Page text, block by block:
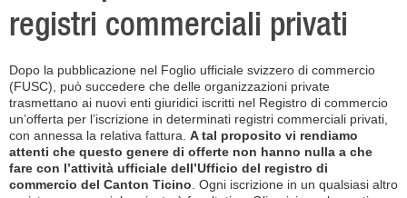
registri commerciali privati
Dopo la pubblicazione nel Foglio ufficiale svizzero di commercio
(FUSC), può succedere che delle organizzazioni private
trasmettano ai nuovi enti giuridici iscritti nel Registro di commercio
un’offerta per l’iscrizione in determinati registri commerciali privati,
con annessa la relativa fattura. A tal proposito vi rendiamo
attenti che questo genere di offerte non hanno nulla a che
fare con l’attività ufficiale dell’Ufficio del registro di
commercio del Canton Ticino . Ogni iscrizione in un qualsiasi altro